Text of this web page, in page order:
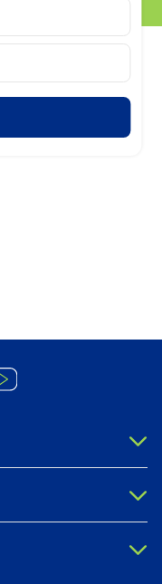
+
+
+